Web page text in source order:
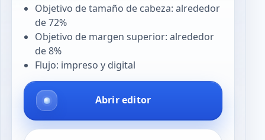
Objetivo de tamaño de cabeza: alrededor
de 72%
Objetivo de margen superior: alrededor
de 8%
Flujo: impreso y digital
Abrir editor